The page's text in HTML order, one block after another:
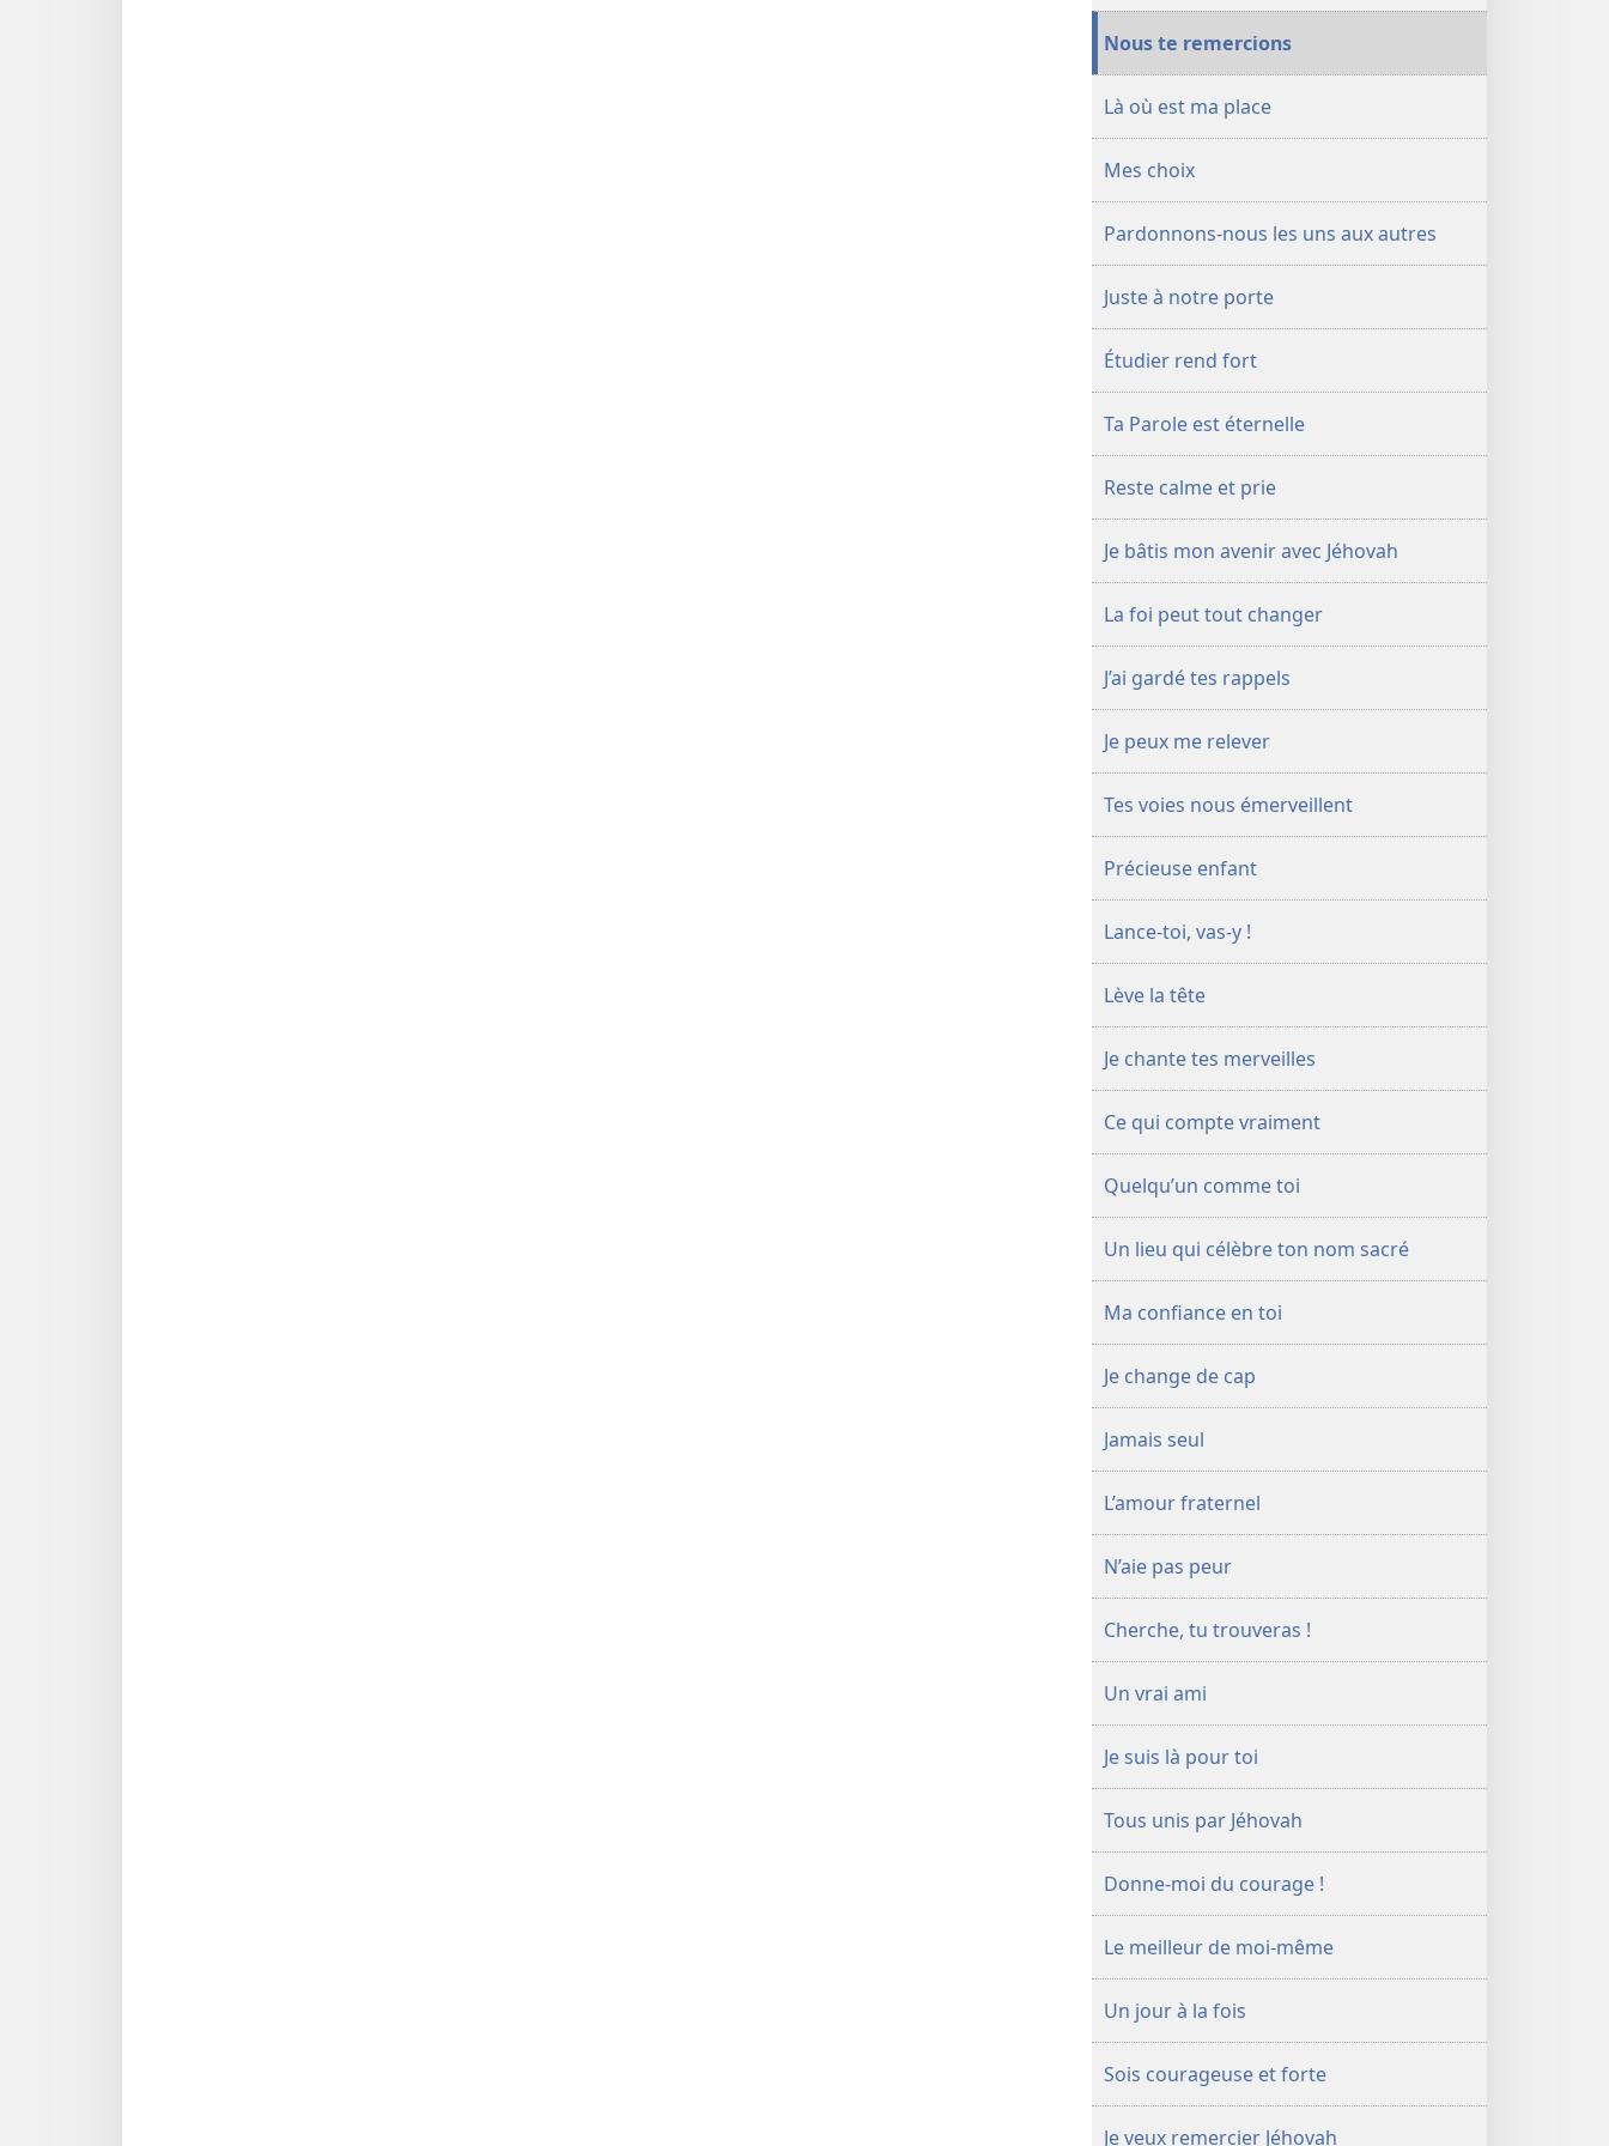
Nous te remercions
Là où est ma place
Mes choix
Pardonnons-​nous les uns aux autres
Juste à notre porte
Étudier rend fort
Ta Parole est éternelle
Reste calme et prie
Je bâtis mon avenir avec Jéhovah
La foi peut tout changer
J’ai gardé tes rappels
Je peux me relever
Tes voies nous émerveillent
Précieuse enfant
Lance-​toi, vas-​y !
Lève la tête
Je chante tes merveilles
Ce qui compte vraiment
Quelqu’un comme toi
Un lieu qui célèbre ton nom sacré
Ma confiance en toi
Je change de cap
Jamais seul
L’amour fraternel
N’aie pas peur
Cherche, tu trouveras !
Un vrai ami
Je suis là pour toi
Tous unis par Jéhovah
Donne-​moi du courage !
Le meilleur de moi-​même
Un jour à la fois
Sois courageuse et forte
Je veux remercier Jéhovah